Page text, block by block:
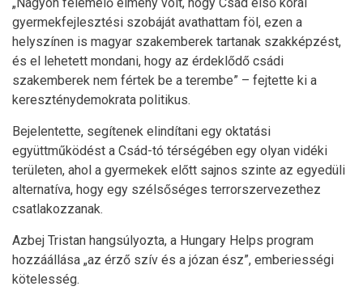
gyermekfejlesztési szobáját avathattam föl, ezen a
helyszínen is magyar szakemberek tartanak szakképzést,
és el lehetett mondani, hogy az érdeklődő csádi
szakemberek nem fértek be a terembe” – fejtette ki a
kereszténydemokrata politikus.
Bejelentette, segítenek elindítani egy oktatási
együttműködést a Csád-tó térségében egy olyan vidéki
területen, ahol a gyermekek előtt sajnos szinte az egyedüli
alternatíva, hogy egy szélsőséges terrorszervezethez
csatlakozzanak.
Azbej Tristan hangsúlyozta, a Hungary Helps program
hozzáállása „az érző szív és a józan ész”, emberiességi
kötelesség.